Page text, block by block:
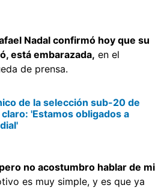
Nadal confirmó hoy que su
está embarazada, en el
de prensa.
de la selección sub-20 de
'Estamos obligados a
no acostumbro hablar de mi
es muy simple, y es que ya